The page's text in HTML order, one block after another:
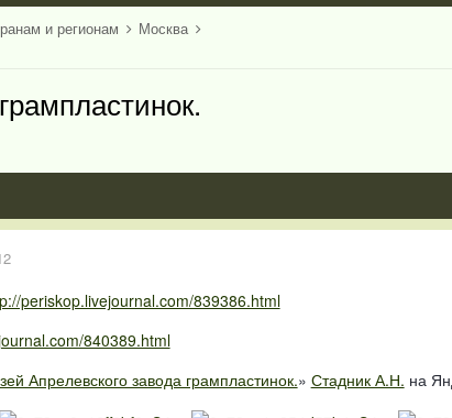
и регионам
Москва
periskop.livejournal.com/839386.html
840389.html
Апрелевского завода грампластинок.» Стадник А.Н. на